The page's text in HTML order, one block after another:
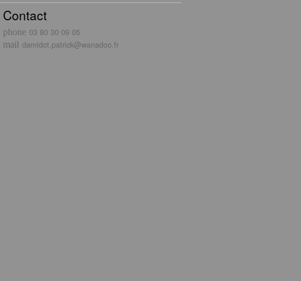
Contact
03 80 30 09 05
damidot.patrick@wanadoo.fr